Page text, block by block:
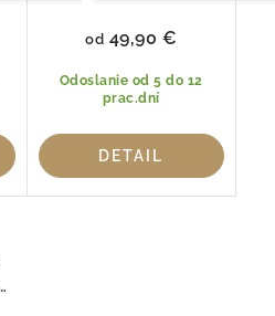
Odoslanie od 5 do 12
prac.dní
od 49,90 €
DETAIL